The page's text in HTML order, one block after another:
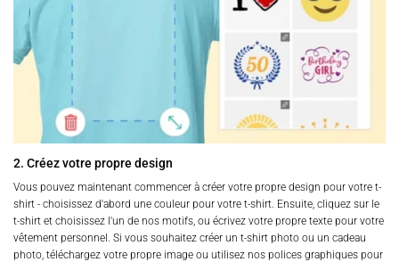
2. Créez votre propre design
Vous pouvez maintenant commencer à créer votre propre design pour votre t-
shirt - choisissez d'abord une couleur pour votre t-shirt. Ensuite, cliquez sur le
t-shirt et choisissez l'un de nos motifs, ou écrivez votre propre texte pour votre
vêtement personnel. Si vous souhaitez créer un t-shirt photo ou un cadeau
photo, téléchargez votre propre image ou utilisez nos polices graphiques pour